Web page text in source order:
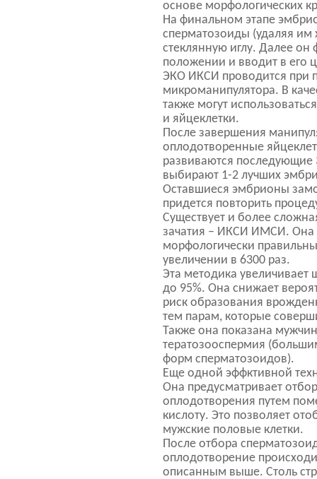
основе морфологических
На финальном этапе
сперматозоиды (удаляя им
стеклянную иглу. Далее
положении и вводит в его
ЭКО ИКСИ проводится при
микроманипулятора. В
также могут
и яйцеклетки.
После завершения
оплодотворенные
развиваются последующие
выбирают 1-2 лучших
Оставшиеся эмбрионы
придется повторить
Существует и более
зачатия – ИКСИ ИМСИ. Она
морфологически
увеличении в 6300 раз.
Эта методика увеличивает
до 95%. Она снижает
риск образования
тем парам, которые
Также она показана
тератозооспермия
форм сперматозоидов).
Еще одной эффктивной
Она предусматривает
оплодотворения путем
кислоту. Это позволяет
мужские половые клетки.
После отбора
оплодотворение
описанным выше. Столь